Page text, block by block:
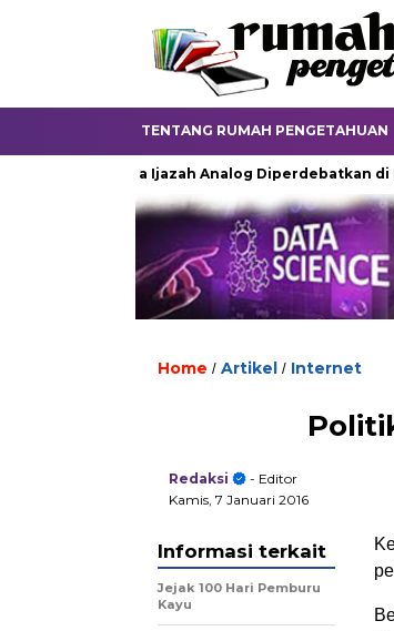
TENTANG RUMAH PENGETAHUAN
Ketika Ijazah Analog Diperdebatkan di Dunia
Home / Artikel / Internet
Redaksi
- Editor
Kamis, 7 Januari 2016
Informasi terkait
Jejak 100 Hari Pemburu
Kayu